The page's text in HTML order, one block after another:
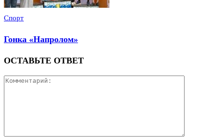
Спорт
Гонка «Напролом»
ОСТАВЬТЕ ОТВЕТ